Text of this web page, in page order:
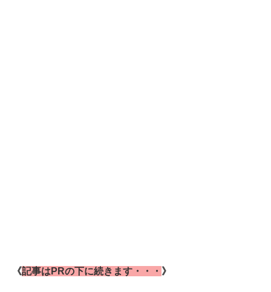
《記事はPRの下に続きます・・・ 》